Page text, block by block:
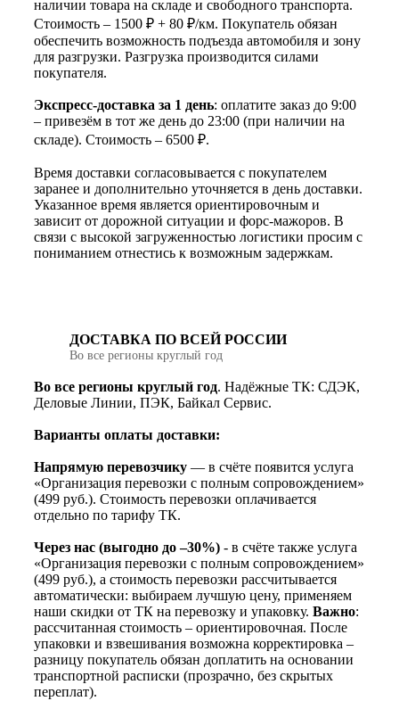
наличии товара на складе и свободного транспорта.
Стоимость – 1500 ₽ + 80 ₽/км. Покупатель обязан
обеспечить возможность подъезда автомобиля и зону
для разгрузки. Разгрузка производится силами
покупателя.
Экспресс-доставка за 1 день: оплатите заказ до 9:00
– привезём в тот же день до 23:00 (при наличии на
складе). Стоимость – 6500 ₽.
Время доставки согласовывается с покупателем
заранее и дополнительно уточняется в день доставки.
Указанное время является ориентировочным и
зависит от дорожной ситуации и форс-мажоров. В
связи с высокой загруженностью логистики просим с
пониманием отнестись к возможным задержкам.
ДОСТАВКА ПО ВСЕЙ РОССИИ
Во все регионы круглый год
Во все регионы круглый год. Надёжные ТК: СДЭК,
Деловые Линии, ПЭК, Байкал Сервис.
Варианты оплаты доставки:
Напрямую перевозчику — в счёте появится услуга
«Организация перевозки с полным сопровождением»
(499 руб.). Стоимость перевозки оплачивается
отдельно по тарифу ТК.
Через нас (выгодно до –30%) - в счёте также услуга
«Организация перевозки с полным сопровождением»
(499 руб.), а стоимость перевозки рассчитывается
автоматически: выбираем лучшую цену, применяем
наши скидки от ТК на перевозку и упаковку. Важно:
рассчитанная стоимость – ориентировочная. После
упаковки и взвешивания возможна корректировка –
разницу покупатель обязан доплатить на основании
транспортной расписки (прозрачно, без скрытых
переплат).